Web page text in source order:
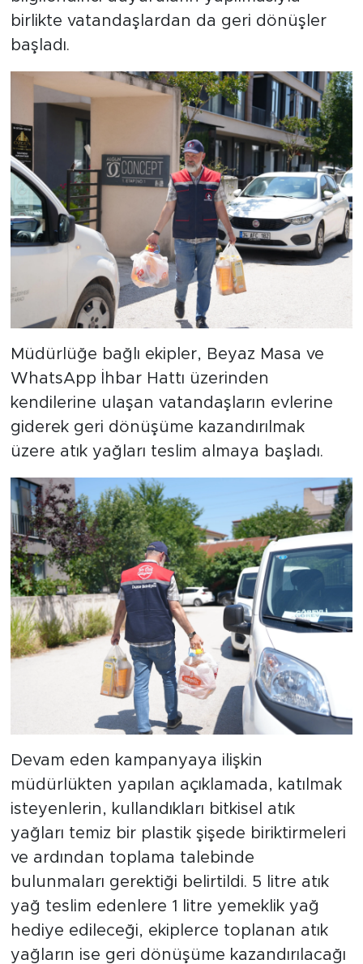
birlikte vatandaşlardan da geri dönüşler
başladı.
Müdürlüğe bağlı ekipler, Beyaz Masa ve
WhatsApp İhbar Hattı üzerinden
kendilerine ulaşan vatandaşların evlerine
giderek geri dönüşüme kazandırılmak
üzere atık yağları teslim almaya başladı.
Devam eden kampanyaya ilişkin
müdürlükten yapılan açıklamada, katılmak
isteyenlerin, kullandıkları bitkisel atık
yağları temiz bir plastik şişede biriktirmeleri
ve ardından toplama talebinde
bulunmaları gerektiği belirtildi. 5 litre atık
yağ teslim edenlere 1 litre yemeklik yağ
hediye edileceği, ekiplerce toplanan atık
yağların ise geri dönüşüme kazandırılacağı